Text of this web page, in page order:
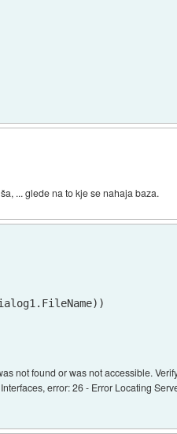
... glede na to kje se nahaja baza.
not found or was not accessible.
error: 26 - Error Locating